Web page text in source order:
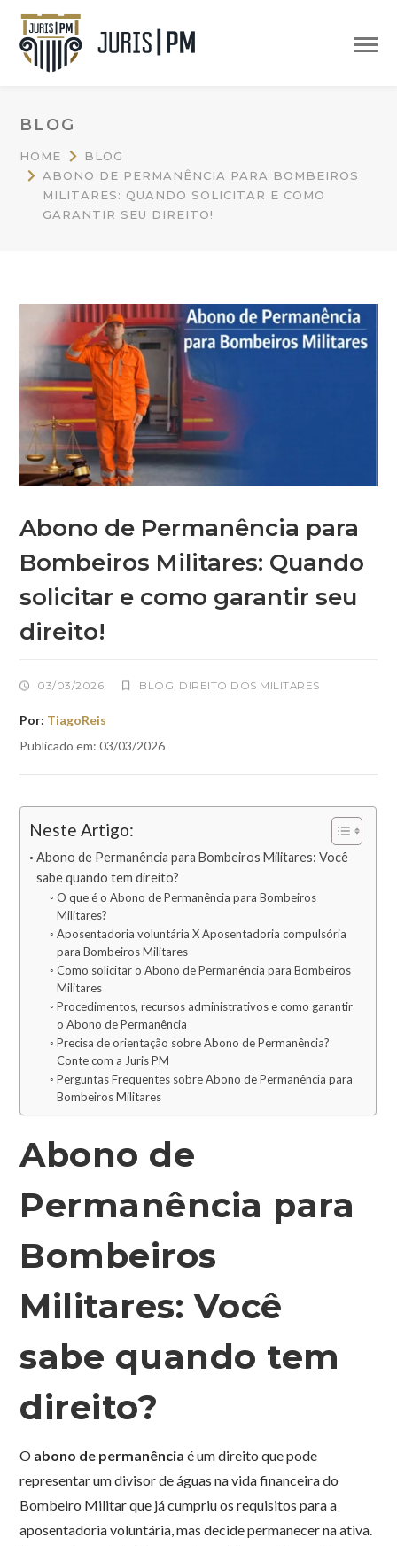
BLOG
HOME
BLOG
ABONO DE PERMANÊNCIA PARA BOMBEIROS
MILITARES: QUANDO SOLICITAR E COMO
GARANTIR SEU DIREITO!
Abono de Permanência para
Bombeiros Militares: Quando
solicitar e como garantir seu
direito!
03/03/2026 BLOG DIREITO DOS MILITARES
Por: TiagoReis
Publicado em: 03/03/2026
Neste Artigo:
Abono de Permanência para Bombeiros Militares: Você
sabe quando tem direito?
O que é o Abono de Permanência para Bombeiros
Militares?
Aposentadoria voluntária X Aposentadoria compulsória
para Bombeiros Militares
Como solicitar o Abono de Permanência para Bombeiros
Militares
Procedimentos, recursos administrativos e como garantir
o Abono de Permanência
Precisa de orientação sobre Abono de Permanência?
Conte com a Juris PM
Perguntas Frequentes sobre Abono de Permanência para
Bombeiros Militares
Abono de
Permanência para
Bombeiros
Militares: Você
sabe quando tem
direito?
O abono de permanência é um direito que pode
representar um divisor de águas na vida financeira do
Bombeiro Militar que já cumpriu os requisitos para a
aposentadoria voluntária, mas decide permanecer na ativa.